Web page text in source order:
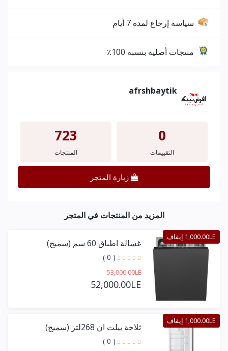
سياسة إرجاع لمدة 7 أيام
منتجات أصلية بنسبة 100٪
afrshbaytik
0
التقييمات
723
المنتجات
زيارة المتجر
المزيد من المنتجات في المتجر
1,000.00LE إيقاف
غسالة اطباق 60 سم (سميج)
( 0 )
53,000.00LE
52,000.00LE
1,000.00LE إيقاف
ثلاجة بيلت ان 268لتر (سميج)
( 0 )